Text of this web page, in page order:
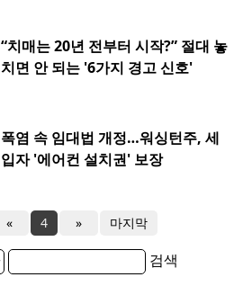
“치매는 20년 전부터 시작?” 절대 놓
치면 안 되는 '6가지 경고 신호'
폭염 속 임대법 개정…워싱턴주, 세
입자 '에어컨 설치권' 보장
« 4 » 마지막
검색